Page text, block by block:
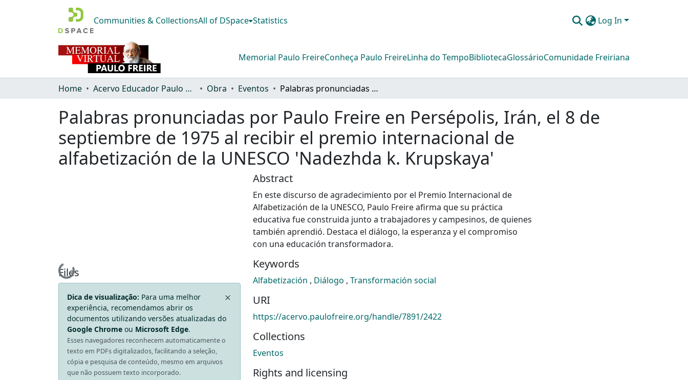
Communities & CollectionsAll of DSpace Statistics Log In
Memorial Paulo FreireConheça Paulo FreireLinha do TempoBibliotecaGlossárioComunidade Freiriana
Home Acervo Educador Paulo Freire Obra Eventos Palabras pronunciadas por Paulo Freire en Persépolis, Irán, el 8 de septiembre de 1975 al recibir el premio internacional de alfabetización de la UNESCO 'Nadezhda k. Krupskaya'
Palabras pronunciadas por Paulo Freire en Persépolis, Irán, el 8 de
septiembre de 1975 al recibir el premio internacional de
alfabetización de la UNESCO 'Nadezhda k. Krupskaya'
Loading...
Files
Dica de visualização: Para uma melhor
experiência, recomendamos abrir os
documentos utilizando versões atualizadas do
Google Chrome ou Microsoft Edge.
Esses navegadores reconhecem automaticamente o
texto em PDFs digitalizados, facilitando a seleção,
cópia e pesquisa de conteúdo, mesmo em arquivos
que não possuem texto incorporado.
Abstract
En este discurso de agradecimiento por el Premio Internacional de
Alfabetización de la UNESCO, Paulo Freire afirma que su práctica
educativa fue construida junto a trabajadores y campesinos, de quienes
también aprendió. Destaca el diálogo, la esperanza y el compromiso
con una educación transformadora.
Keywords
Alfabetización , Diálogo , Transformación social
URI
https://acervo.paulofreire.org/handle/7891/2422
Collections
Eventos
Rights and licensing